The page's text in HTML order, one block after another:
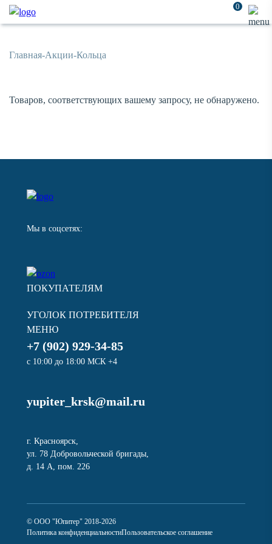
0
Главная-Акции-Кольца
Товаров, соответствующих вашему запросу, не обнаружено.
Мы в соцсетях:
ПОКУПАТЕЛЯМ
УГОЛОК ПОТРЕБИТЕЛЯ
МЕНЮ
+7 (902) 929-34-85
с 10:00 до 18:00 МСК +4
yupiter_krsk@mail.ru
г. Красноярск,
ул. 78 Добровольческой бригады,
д. 14 А, пом. 226
© ООО "Юпитер" 2018-2026
Политика конфиденциальностиПользовательское соглашение